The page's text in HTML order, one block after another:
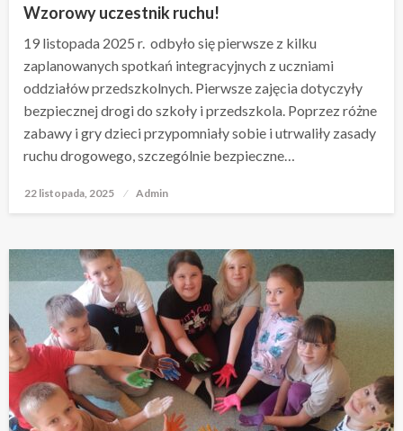
Wzorowy uczestnik ruchu!
19 listopada 2025 r. odbyło się pierwsze z kilku
zaplanowanych spotkań integracyjnych z uczniami
oddziałów przedszkolnych. Pierwsze zajęcia dotyczyły
bezpiecznej drogi do szkoły i przedszkola. Poprzez różne
zabawy i gry dzieci przypomniały sobie i utrwaliły zasady
ruchu drogowego, szczególnie bezpieczne…
Opublikowane
22 listopada, 2025 Admin